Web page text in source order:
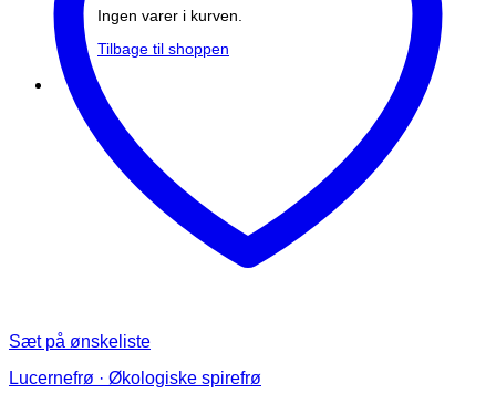
Ingen varer i kurven.
Tilbage til shoppen
Sæt på ønskeliste
Lucernefrø · Økologiske spirefrø